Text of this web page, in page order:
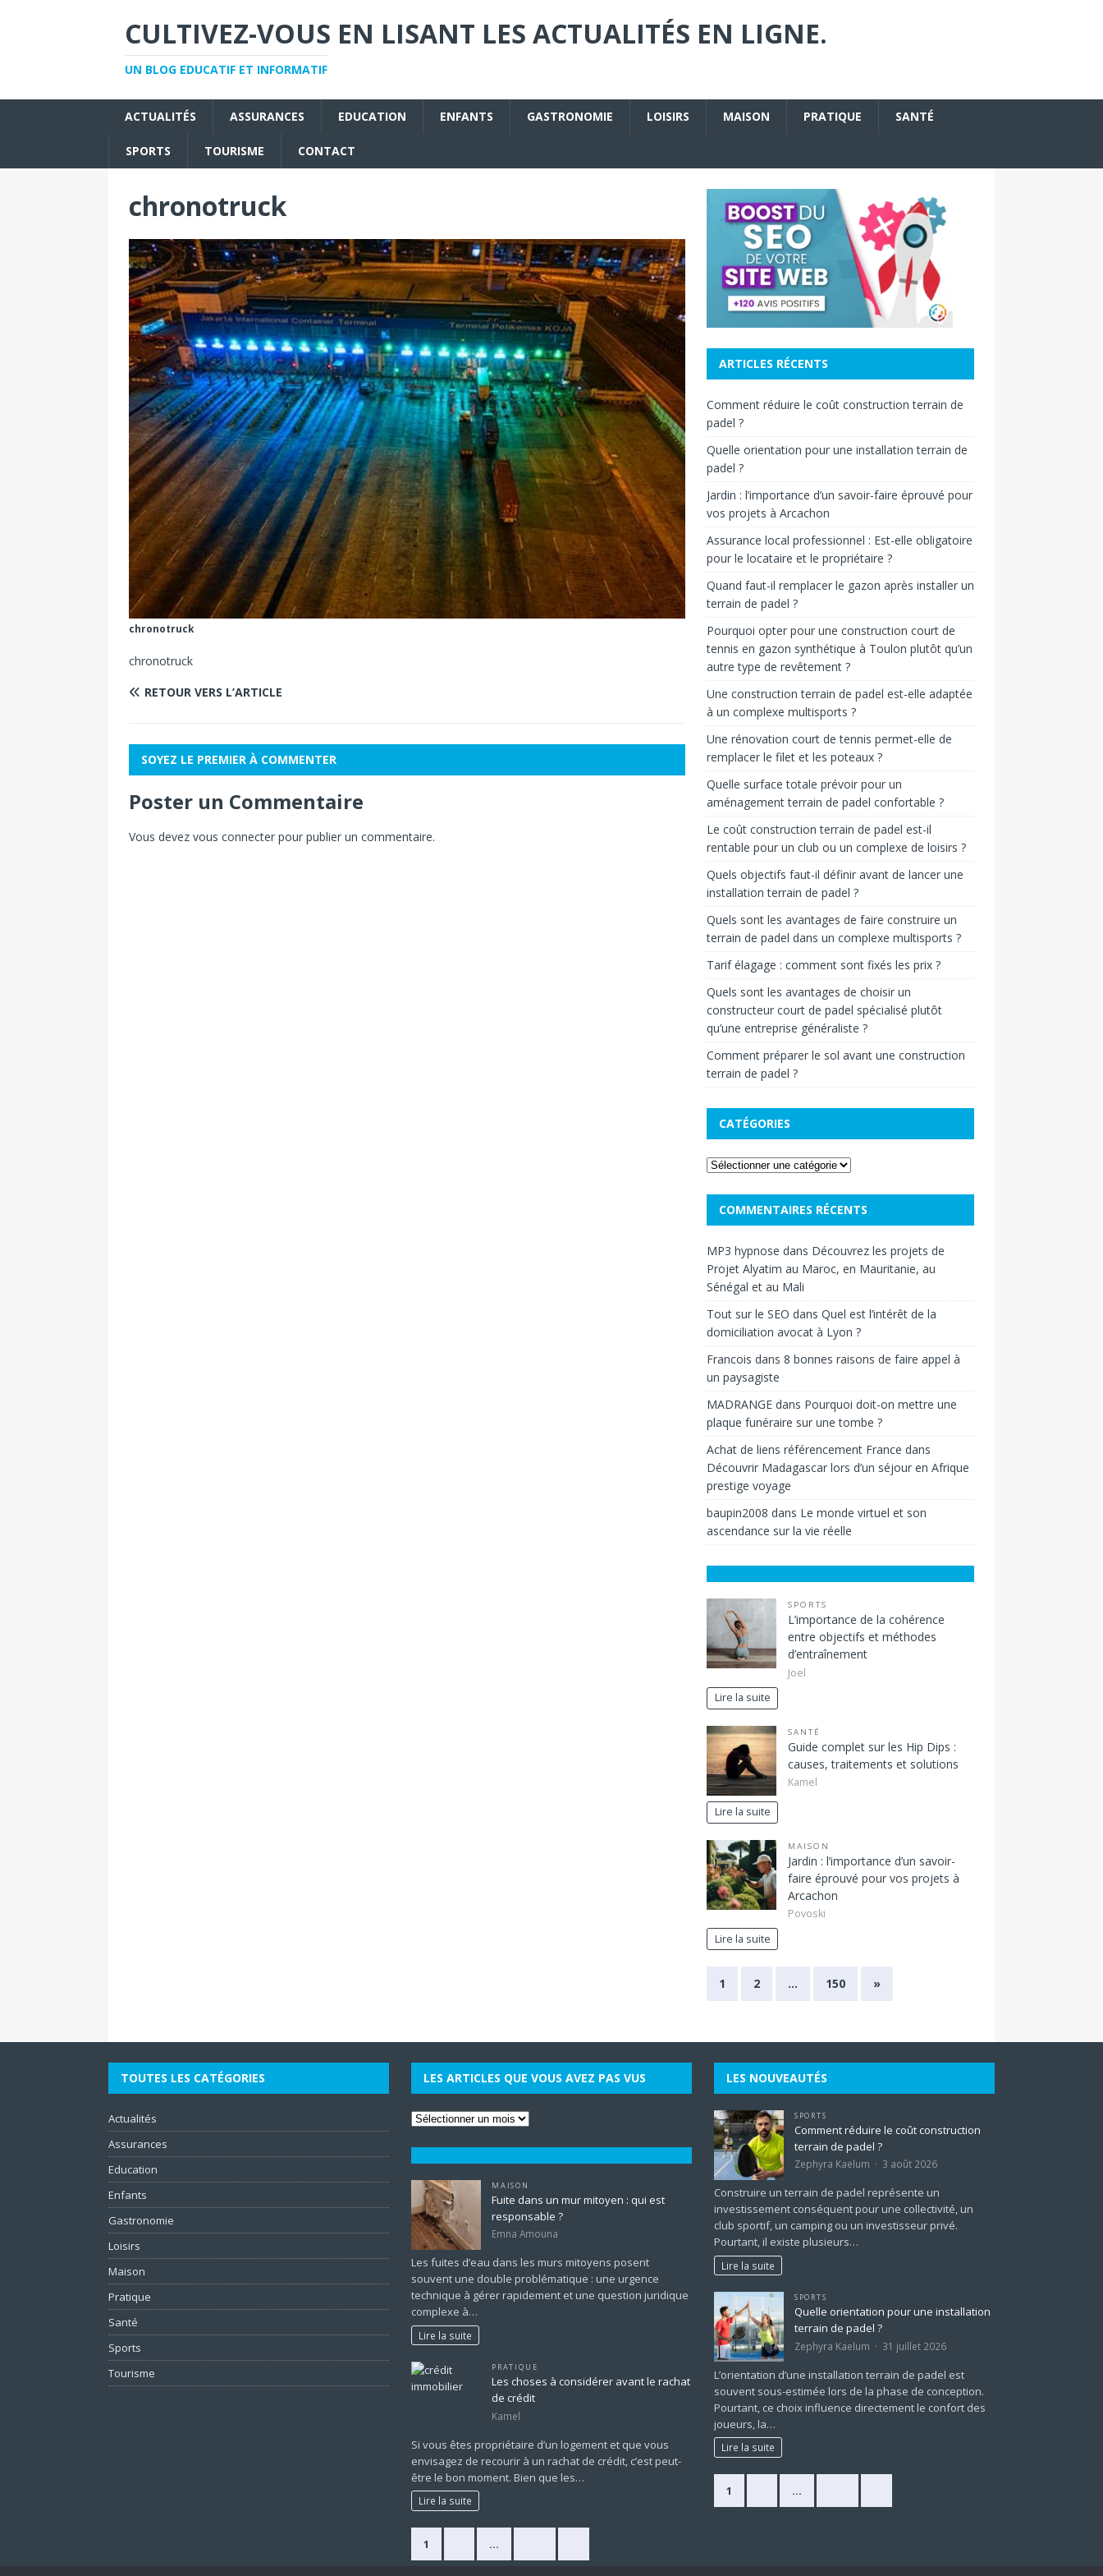
CULTIVEZ-VOUS EN LISANT LES ACTUALITÉS EN LIGNE.
UN BLOG EDUCATIF ET INFORMATIF
ACTUALITÉS ASSURANCES EDUCATION ENFANTS GASTRONOMIE LOISIRS MAISON PRATIQUE SANTÉ
SPORTS TOURISME CONTACT
chronotruck
chronotruck
chronotruck
RETOUR VERS L’ARTICLE
SOYEZ LE PREMIER À COMMENTER
Poster un Commentaire
Vous devez vous connecter pour publier un commentaire.
ARTICLES RÉCENTS
Comment réduire le coût construction terrain de
padel ?
Quelle orientation pour une installation terrain de
padel ?
Jardin : l’importance d’un savoir-faire éprouvé pour
vos projets à Arcachon
Assurance local professionnel : Est-elle obligatoire
pour le locataire et le propriétaire ?
Quand faut-il remplacer le gazon après installer un
terrain de padel ?
Pourquoi opter pour une construction court de
tennis en gazon synthétique à Toulon plutôt qu’un
autre type de revêtement ?
Une construction terrain de padel est-elle adaptée
à un complexe multisports ?
Une rénovation court de tennis permet-elle de
remplacer le filet et les poteaux ?
Quelle surface totale prévoir pour un
aménagement terrain de padel confortable ?
Le coût construction terrain de padel est-il
rentable pour un club ou un complexe de loisirs ?
Quels objectifs faut-il définir avant de lancer une
installation terrain de padel ?
Quels sont les avantages de faire construire un
terrain de padel dans un complexe multisports ?
Tarif élagage : comment sont fixés les prix ?
Quels sont les avantages de choisir un
constructeur court de padel spécialisé plutôt
qu’une entreprise généraliste ?
Comment préparer le sol avant une construction
terrain de padel ?
CATÉGORIES
COMMENTAIRES RÉCENTS
MP3 hypnose dans Découvrez les projets de
Projet Alyatim au Maroc, en Mauritanie, au
Sénégal et au Mali
Tout sur le SEO dans Quel est l’intérêt de la
domiciliation avocat à Lyon ?
Francois dans 8 bonnes raisons de faire appel à
un paysagiste
MADRANGEdans Pourquoi doit-on mettre une
plaque funéraire sur une tombe ?
Achat de liens référencement France dans
Découvrir Madagascar lors d’un séjour en Afrique
prestige voyage
baupin2008 dans Le monde virtuel et son
ascendance sur la vie réelle
SPORTS
L’importance de la cohérence
entre objectifs et méthodes
d’entraînement
Joel
Lire la suite
SANTÉ
Guide complet sur les Hip Dips :
causes, traitements et solutions
Kamel
Lire la suite
MAISON
Jardin : l’importance d’un savoir-
faire éprouvé pour vos projets à
Arcachon
Povoski
Lire la suite
1 2 … 150 »
TOUTES LES CATÉGORIES
Actualités
Assurances
Education
Enfants
Gastronomie
Loisirs
Maison
Pratique
Santé
Sports
Tourisme
LES ARTICLES QUE VOUS AVEZ PAS VUS
MAISON
Fuite dans un mur mitoyen : qui est
responsable ?
Emna Amouna
Les fuites d’eau dans les murs mitoyens posent
souvent une double problématique : une urgence
technique à gérer rapidement et une question juridique
complexe à…
Lire la suite
PRATIQUE
Les choses à considérer avant le rachat
de crédit
Kamel
Si vous êtes propriétaire d’un logement et que vous
envisagez de recourir à un rachat de crédit, c’est peut-
être le bon moment. Bien que les…
Lire la suite
1 …
LES NOUVEAUTÉS
SPORTS
Comment réduire le coût construction
terrain de padel ?
Zephyra Kaelum 3 août 2026
Construire un terrain de padel représente un
investissement conséquent pour une collectivité, un
club sportif, un camping ou un investisseur privé.
Pourtant, il existe plusieurs…
Lire la suite
SPORTS
Quelle orientation pour une installation
terrain de padel ?
Zephyra Kaelum 31 juillet 2026
L’orientation d’une installation terrain de padel est
souvent sous-estimée lors de la phase de conception.
Pourtant, ce choix influence directement le confort des
joueurs, la…
Lire la suite
1 …